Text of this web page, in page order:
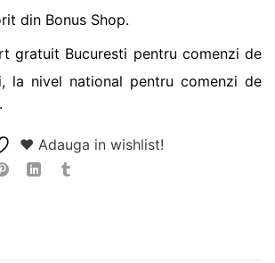
din Bonus Shop.
gratuit Bucuresti pentru comenzi de
la nivel national pentru comenzi de
❤ Adauga in wishlist!